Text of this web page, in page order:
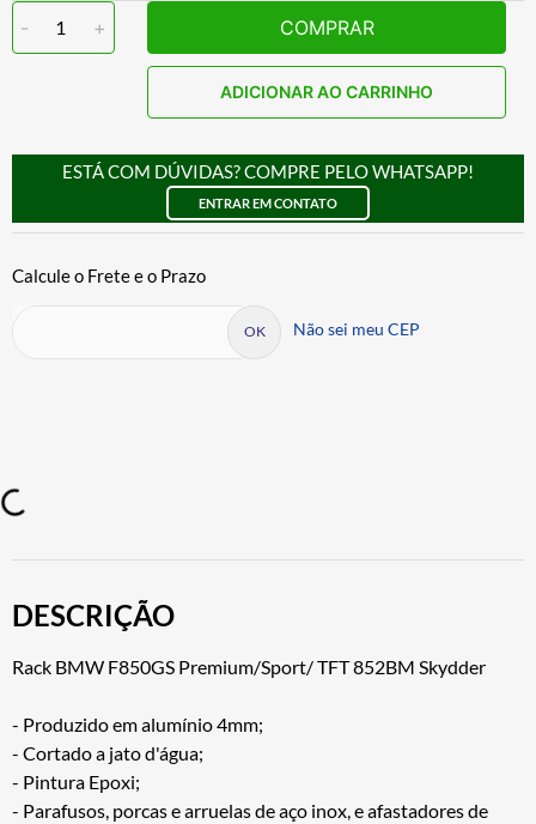
- 1 + COMPRAR
ADICIONAR AO CARRINHO
ESTÁ COM DÚVIDAS? COMPRE PELO WHATSAPP!
ENTRAR EM CONTATO
Não sei meu CEP
DESCRIÇÃO
Rack BMW F850GS Premium/Sport/ TFT 852BM Skydder
- Produzido em alumínio 4mm;
- Cortado a jato d'água;
- Pintura Epoxi;
- Parafusos, porcas e arruelas de aço inox, e afastadores de